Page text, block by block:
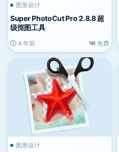
图形设计
Super PhotoCut Pro 2.8.8 超
级抠图工具
4 年前 免费
图形设计